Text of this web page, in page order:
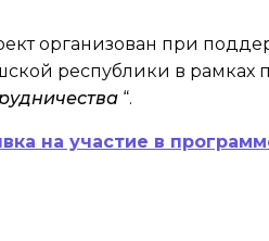
организован при
республики в рамках
“.
на участие в